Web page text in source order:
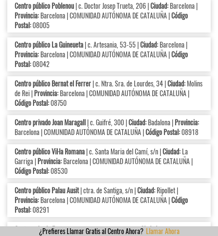
¿Prefieres Llamar Gratis al Centro Ahora? Llamar Ahora
Centro público Poblenou| c. Doctor Josep Trueta, 206 |Ciudad:Barcelona |
Provincia:Barcelona | COMUNIDAD AUTÓNOMA DE CATALUÑA |Código
Postal:08005
Centro público La Guineueta| c. Artesania, 53-55 |Ciudad:Barcelona |
Provincia:Barcelona | COMUNIDAD AUTÓNOMA DE CATALUÑA |Código
Postal:08042
Centro público Bernat el Ferrer| c. Ntra. Sra. de Lourdes, 34 |Ciudad:Molins
de Rei |Provincia:Barcelona | COMUNIDAD AUTÓNOMA DE CATALUÑA |
Código Postal:08750
Centro privado Joan Maragall| c. Guifré, 300 |Ciudad:Badalona |Provincia:
Barcelona | COMUNIDAD AUTÓNOMA DE CATALUÑA |Código Postal:08918
Centro público Vil·la Romana| c. Santa Maria del Camí, s/n |Ciudad:La
Garriga |Provincia:Barcelona | COMUNIDAD AUTÓNOMA DE CATALUÑA |
Código Postal:08530
Centro público Palau Ausit| ctra. de Santiga, s/n |Ciudad:Ripollet |
Provincia:Barcelona | COMUNIDAD AUTÓNOMA DE CATALUÑA |Código
Postal:08291
Centro privado Freta| c. Costa i Fornaguera, 2-14 |Ciudad:Calella |